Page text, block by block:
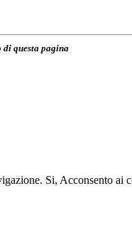
questa pagina
Si, Acconsento ai